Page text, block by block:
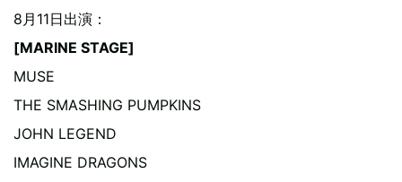
8月11日出演：
[MARINE STAGE]
MUSE
THE SMASHING PUMPKINS
JOHN LEGEND
IMAGINE DRAGONS